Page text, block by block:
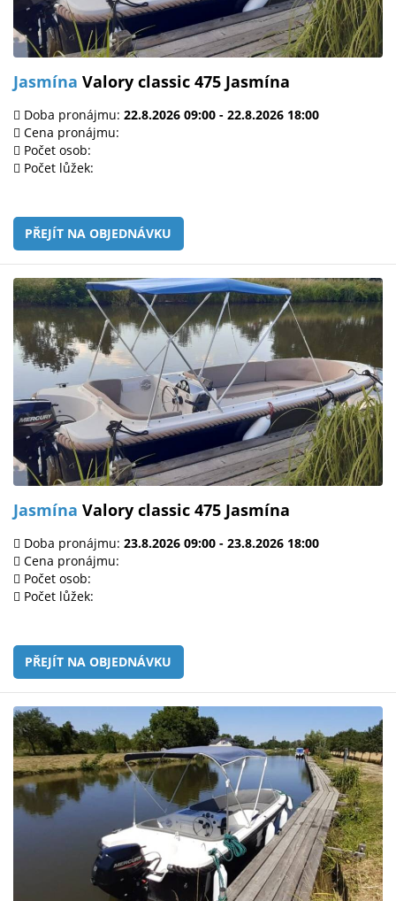
Jasmína Valory classic 475 Jasmína
Doba pronájmu: 22.8.2026 09:00 - 22.8.2026 18:00
Cena pronájmu:
Počet osob:
Počet lůžek:
PŘEJÍT NA OBJEDNÁVKU
Jasmína Valory classic 475 Jasmína
Doba pronájmu: 23.8.2026 09:00 - 23.8.2026 18:00
Cena pronájmu:
Počet osob:
Počet lůžek:
PŘEJÍT NA OBJEDNÁVKU